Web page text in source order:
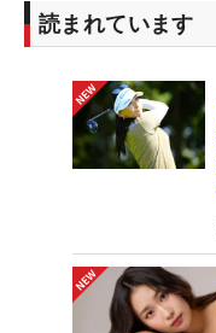
読まれています